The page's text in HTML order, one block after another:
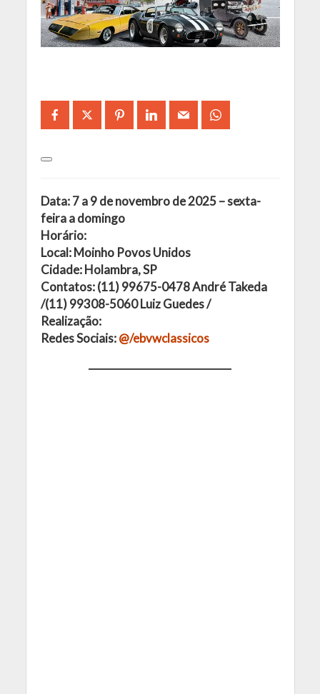
Data: 7 a 9 de novembro de 2025 – sexta-
feira a domingo
Horário:
Local: Moinho Povos Unidos
Cidade: Holambra, SP
Contatos: (11) 99675-0478 André Takeda
/(11) 99308-5060 Luiz Guedes /
Realização:
Redes Sociais:@/ebvwclassicos